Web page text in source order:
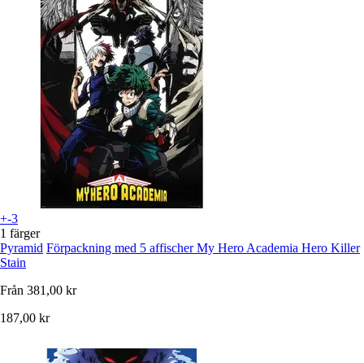
+-3
1 färger
Pyramid Förpackning med 5 affischer My Hero Academia Hero Killer
Stain
Från 381,00 kr
187,00 kr